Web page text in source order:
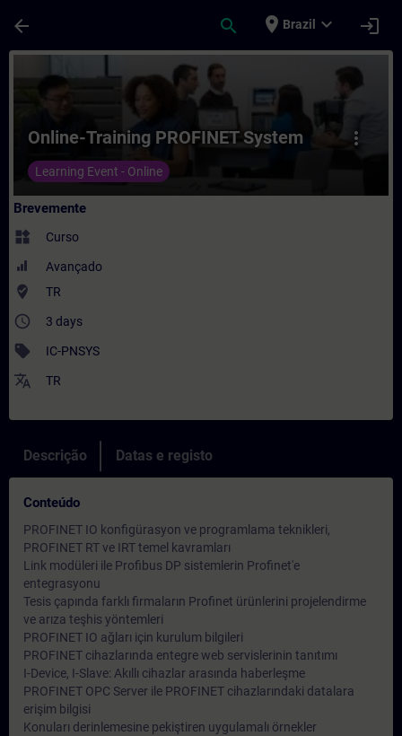
arrow_back search place Brazil expand_more login
Curso - Online-Training PROFINET
more_vert
Online-Training PROFINET System
Learning Event - Online
Brevemente
widgets Curso
Avançado
where_to_vote TR
access_time 3 days
sell IC-PNSYS
translate TR
Descrição Datas e registo
Conteúdo
PROFINET IO konfigürasyon ve programlama teknikleri,
PROFINET RT ve IRT temel kavramları
Link modüleri ile Profibus DP sistemlerin Profinet'e
entegrasyonu
Tesis çapında farklı firmaların Profinet ürünlerini projelendirme
ve arıza teşhis yöntemleri
PROFINET IO ağları için kurulum bilgileri
PROFINET cihazlarında entegre web servislerinin tanıtımı
I-Device, I-Slave: Akıllı cihazlar arasında haberleşme
PROFINET OPC Server ile PROFINET cihazlarındaki datalara
erişim bilgisi
Konuları derinlemesine pekiştiren uygulamalı örnekler